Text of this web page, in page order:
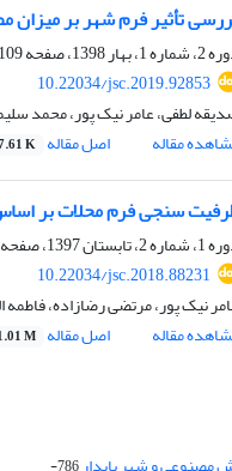
تأثیر فرم شهر بر
1، بهار 1398، صفحه
109-122
10.22034/jsc.2019.92853
لطفی، عامر نیک پور، محمد
مقاله
اصل مقاله K
سنجی فرم محلات بر
2، تابستان 1397، صفحه
10.22034/jsc.2018.88231
نیک پور، مرتضی رضازاده، فاطمه
مقاله
اصل مقاله M